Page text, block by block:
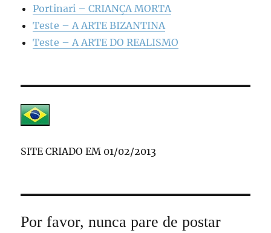
Portinari – CRIANÇA MORTA
Teste – A ARTE BIZANTINA
Teste – A ARTE DO REALISMO
SITE CRIADO EM 01/02/2013
Por favor, nunca pare de postar